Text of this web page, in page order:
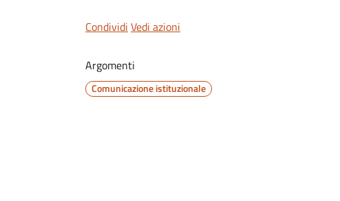
Condividi Vedi azioni
Argomenti
Comunicazione istituzionale